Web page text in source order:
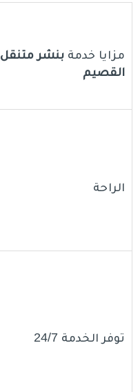
مزايا خدمةبنشر متنقل
القصيم
الراحة
توفر الخدمة 24/7